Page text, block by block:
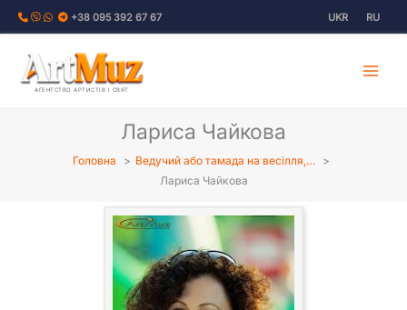
Перейти
+38 095 392 67 67 UKR RU
АГЕНТСТВО АРТИСТІВ І СВЯТ
Лариса Чайкова
Головна
Ведучий або тамада на весілля,…
Лариса Чайкова